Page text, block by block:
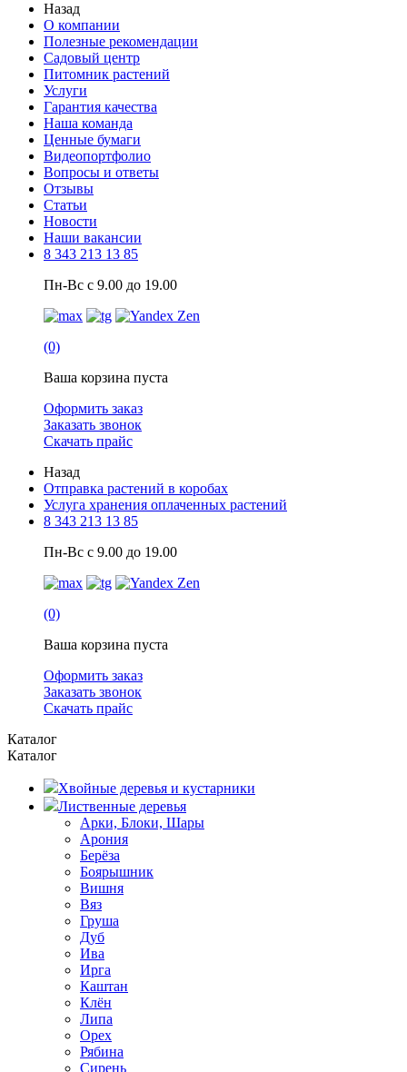
Назад
О компании
Полезные рекомендации
Садовый центр
Питомник растений
Услуги
Гарантия качества
Наша команда
Ценные бумаги
Видеопортфолио
Вопросы и ответы
Отзывы
Статьи
Новости
Наши вакансии
8 343 213 13 85
Пн-Вс с 9.00 до 19.00
(0)
Ваша корзина пуста
Оформить заказ
Заказать звонок
Скачать прайс
Назад
Отправка растений в коробах
Услуга хранения оплаченных растений
8 343 213 13 85
Пн-Вс с 9.00 до 19.00
(0)
Ваша корзина пуста
Оформить заказ
Заказать звонок
Скачать прайс
Каталог
Каталог
Хвойные деревья и кустарники
Лиственные деревья
Арки, Блоки, Шары
Арония
Берёза
Боярышник
Вишня
Вяз
Груша
Дуб
Ива
Ирга
Каштан
Клён
Липа
Орех
Рябина
Сирень